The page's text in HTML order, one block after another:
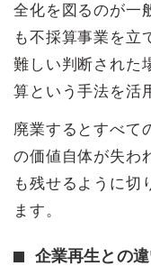
全化を図るのが一
も不採算事業を立
難しい判断された
算という手法を活
廃業するとすべて
の価値自体が失わ
も残せるように切
ます。
企業再生との